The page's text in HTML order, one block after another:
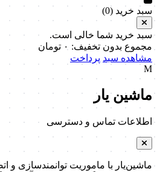
سبد خرید (0
)
سبد خرید شما خالی است.
مجموع بدون تخفیف: ۰ تومان
مشاهده سبد پرداخت
M
ماشین یار
اطلاعات تماس و دسترسی
ماشین‌یار با ماموریت توانمندسازی و